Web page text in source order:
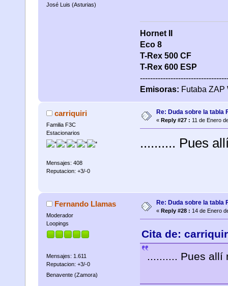
José Luis (Asturias)
Hornet II
Eco 8
T-Rex 500 CF
T-Rex 600 ESP
Emisoras: Futaba ZAP
carriquiri
Familia F3C
Estacionarios
Mensajes: 408
Reputacion: +3/-0
Re: Duda sobre la tabla
« Reply #27 : 11 de Enero
.......... Pues
Fernando Llamas
Moderador
Loopings
Mensajes: 1.611
Reputacion: +3/-0
Benavente (Zamora)
Re: Duda sobre la tabla
« Reply #28 : 14 de Enero
Cita de:
.......... Pues allí